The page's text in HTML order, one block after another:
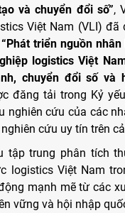
và chuyển đổi số”,
Việt Nam (VLI)
“Phát triển nguồn
logistics Việt
chuyển đổi số và
đăng tải trong Kỷ
nghiên cứu của các
cứu uy tín trên
tập trung phân tích
logistics Việt Nam
mạnh mẽ từ các
vững và hội nhập